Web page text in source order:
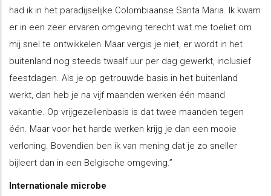
had ik in het paradijselijke Colombiaanse Santa Maria. Ik kwam
er in een zeer ervaren omgeving terecht wat me toeliet om
mij snel te ontwikkelen. Maar vergis je niet, er wordt in het
buitenland nog steeds twaalf uur per dag gewerkt, inclusief
feestdagen. Als je op getrouwde basis in het buitenland
werkt, dan heb je na vijf maanden werken één maand
vakantie. Op vrijgezellenbasis is dat twee maanden tegen
één. Maar voor het harde werken krijg je dan een mooie
verloning. Bovendien ben ik van mening dat je zo sneller
bijleert dan in een Belgische omgeving.”
Internationale microbe